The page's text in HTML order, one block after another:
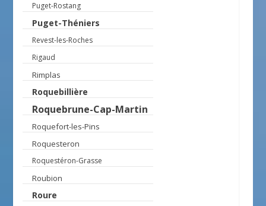
Puget-Rostang
Puget-Théniers
Revest-les-Roches
Rigaud
Rimplas
Roquebillière
Roquebrune-Cap-Martin
Roquefort-les-Pins
Roquesteron
Roquestéron-Grasse
Roubion
Roure